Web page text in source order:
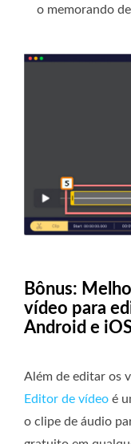
o memorando
Bônus:
vídeo para
Android e
Além de editar os
Editor de vídeo é
o clipe de áudio